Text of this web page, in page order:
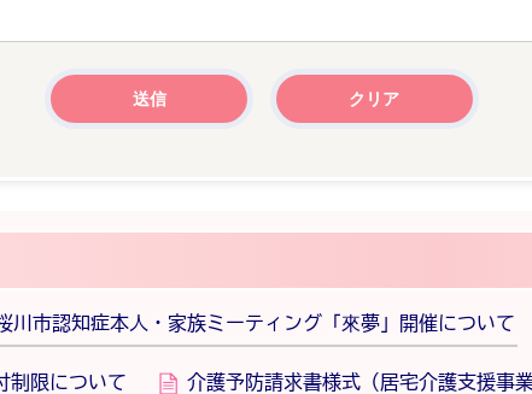
市認知症本人・家族ミーティング「來夢」開催について
制限について 介護予防請求書様式（居宅介護支援事業